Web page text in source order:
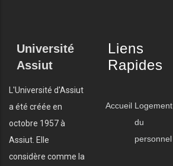
Université
Assiut
L'Université d'Assiut
a été créée en
octobre 1957 à
Assiut. Elle
considère comme la
Liens
Rapides
Accueil Logement
du
personnel